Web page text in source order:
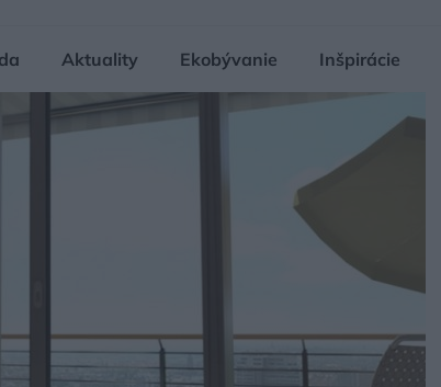
Aktuality Ekobývanie Inšpirácie